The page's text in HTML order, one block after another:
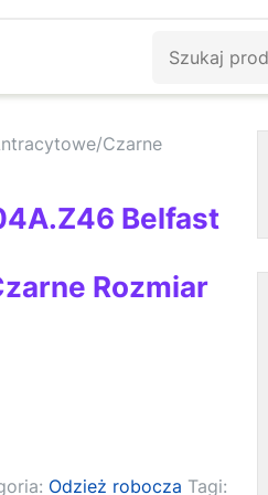
Czarne
Belfast
Rozmiar
Odzież robocza Tagi: